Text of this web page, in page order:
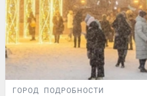
ГОРОД ПОДРОБНОСТИ